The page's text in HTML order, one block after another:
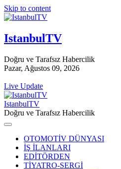
Skip to content
IstanbulTV
Doğru ve Tarafsız Habercilik
Pazar, Ağustos 09, 2026
Live Update
IstanbulTV
Doğru ve Tarafsız Habercilik
OTOMOTİV DÜNYASI
İŞ İLANLARI
EDİTÖRDEN
TİYATRO-SERGİ